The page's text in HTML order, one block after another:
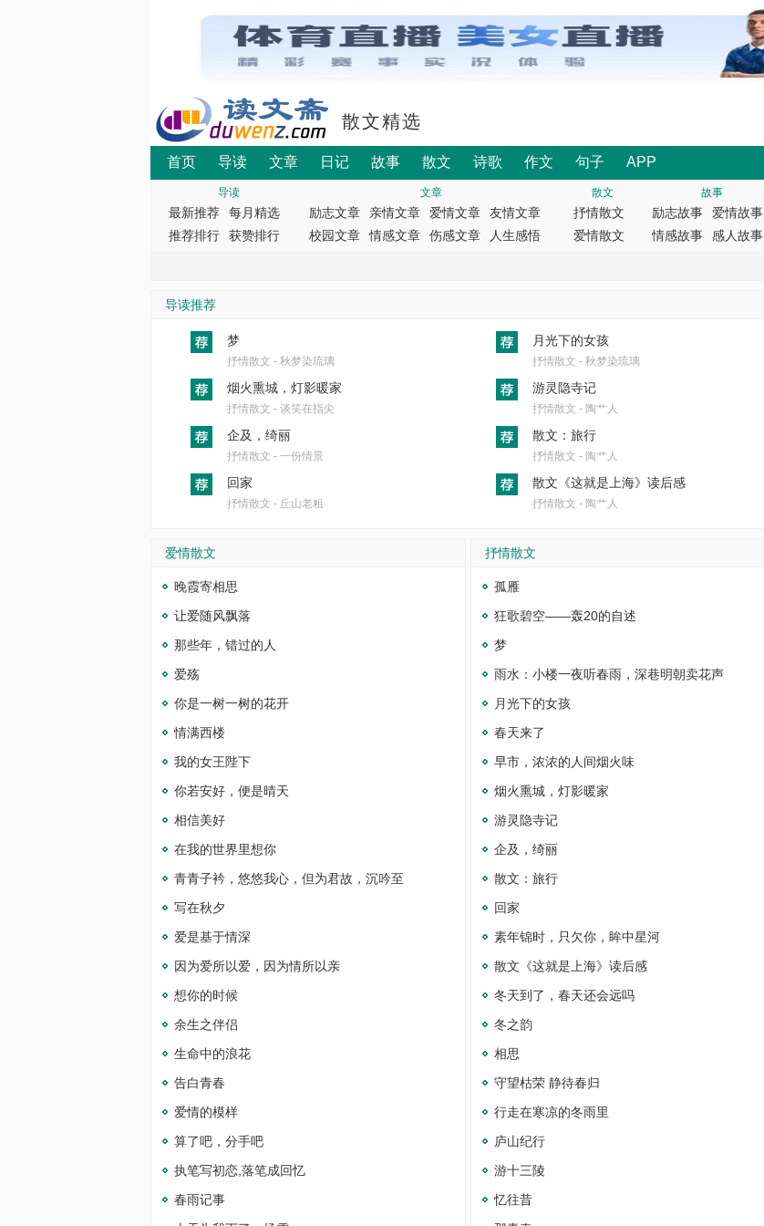
散文精选
首页 导读 文章 日记 故事 散文 诗歌 作文 句子 APP
导读
最新推荐
每月精选
推荐排行
获赞排行
文章
励志文章 亲情文章 爱情文章
友情文章
校园文章
情感文章 伤感文章 人生感悟
散文
抒情散文
爱情散文
故事
励志故事
爱情故事
情感故事
感人故事
导读推荐
梦
抒情散文 - 秋梦染琉璃
月光下的女孩
抒情散文 - 秋梦染琉璃
烟火熏城，灯影暖家
抒情散文 - 谈笑在指尖
游灵隐寺记
抒情散文 - 陶艹人
企及，绮丽
抒情散文 - 一份情景
散文：旅行
抒情散文 - 陶艹人
回家
抒情散文 - 丘山老粗
散文《这就是上海》读后感
抒情散文 - 陶艹人
爱情散文
晚霞寄相思
让爱随风飘落
那些年，错过的人
爱殇
你是一树一树的花开
情满西楼
我的女王陛下
你若安好，便是晴天
相信美好
在我的世界里想你
青青子衿，悠悠我心，但为君故，沉吟至
写在秋夕
爱是基于情深
因为爱所以爱，因为情所以亲
想你的时候
余生之伴侣
生命中的浪花
告白青春
爱情的模样
算了吧，分手吧
执笔写初恋,落笔成回忆
春雨记事
抒情散文
孤雁
狂歌碧空——轰20的自述
梦
雨水：小楼一夜听春雨，深巷明朝卖花声
月光下的女孩
春天来了
早市，浓浓的人间烟火味
烟火熏城，灯影暖家
游灵隐寺记
企及，绮丽
散文：旅行
回家
素年锦时，只欠你，眸中星河
散文《这就是上海》读后感
冬天到了，春天还会远吗
冬之韵
相思
守望枯荣 静待春归
行走在寒凉的冬雨里
庐山纪行
游十三陵
忆往昔